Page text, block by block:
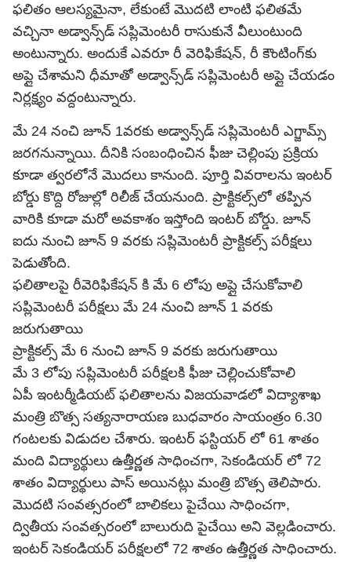
ఫలితం ఆలస్యమైనా, లేకుంటే మొదటి లాంటి ఫలితమే
వచ్చినా అడ్వాన్స్‌డ్‌ సప్లిమెంటరీ రాసుకునే వీలుంటుంది
అంటున్నారు. అందుకే ఎవరూ రీ వెరిఫికేషన్, రీ కౌంటింగ్‌కు
అప్లై చేశామని ధీమాతో అడ్వాన్స్‌డ్‌ సప్లిమెంటరీ అప్లై చేయడం
నిర్లక్ష్యం వద్దంటున్నారు.
మే 24 నంచి జూన్ 1వరకు అడ్వాన్స్‌డ్‌ సప్లిమెంటరీ ఎగ్జామ్స్
జరగనున్నాయి. దీనికి సంబంధించిన ఫీజు చెల్లింపు ప్రక్రియ
కూడా త్వరలోనే మొదలు కానుంది. పూర్తి వివరాలను ఇంటర్
బోర్డు కొద్ది రోజుల్లో రిలీజ్ చేయనుంది. ప్రాక్టికల్స్‌లో తప్పిన
వారికి కూడా మరో అవకాశం ఇస్తోంది ఇంటర్ బోర్డు. జూన్
ఐదు నుంచి జూన్ 9 వరకు సప్లిమెంటరీ ప్రాక్టికల్స్‌ పరీక్షలు
పెడుతోంది.
ఫలితాలపై రీవెరిఫికేషన్ కి మే 6 లోపు అప్లై చేసుకోవాలి
సప్లిమెంటరీ పరీక్షలు మే 24 నుంచి జూన్ 1 వరకు
జరుగుతాయి
ప్రాక్టికల్స్ మే 6 నుంచి జూన్ 9 వరకు జరుగుతాయి
మే 3 లోపు సప్లిమెంటరీ పరీక్షలకి ఫీజు చెల్లించుకోవాలి
ఏపీ ఇంటర్మీడియట్ ఫలితాలను విజయవాడలో విద్యాశాఖ
మంత్రి బొత్స సత్యనారాయణ బుధవారం సాయంత్రం 6.30
గంటలకు విడుదల చేశారు. ఇంటర్ ఫస్టియర్ లో 61 శాతం
మంది విద్యార్థులు ఉత్తీర్ణత సాధించగా, సెకండియర్ లో 72
శాతం విద్యార్థులు పాస్ అయినట్లు మంత్రి బొత్స తెలిపారు.
మొదటి సంవత్సరంలో బాలికలు పైచేయి సాధించగా,
ద్వితీయ సంవత్సరంలో బాలురుది పైచేయి అని వెల్లడించారు.
ఇంటర్ సెకండియర్ పరీక్షలలో 72 శాతం ఉత్తీర్ణత సాధించారు.